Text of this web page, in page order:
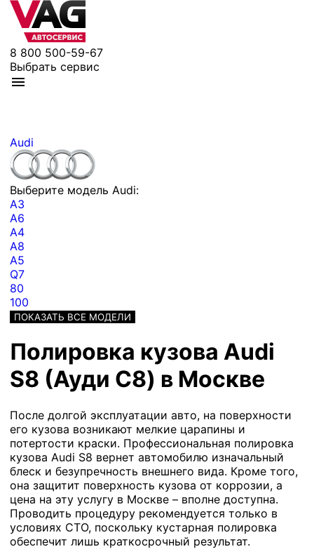
8 800 500-59-67
Выбрать сервис
Audi
Выберите модель Audi:
A3
A6
A4
A8
A5
Q7
80
100
ПОКАЗАТЬ ВСЕ МОДЕЛИ
Полировка кузова Audi
S8 (Ауди С8) в Москве
После долгой эксплуатации авто, на поверхности
его кузова возникают мелкие царапины и
потертости краски. Профессиональная полировка
кузова Audi S8 вернет автомобилю изначальный
блеск и безупречность внешнего вида. Кроме того,
она защитит поверхность кузова от коррозии, а
цена на эту услугу в Москве – вполне доступна.
Проводить процедуру рекомендуется только в
условиях СТО, поскольку кустарная полировка
обеспечит лишь краткосрочный результат.